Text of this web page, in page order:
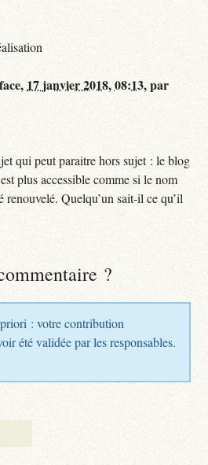
17 janvier 2018, 08:13,par
qui peut paraitre hors sujet : le blog
plus accessible comme si le nom
renouvelé. Quelqu’un sait-il ce qu’il
?
: votre contribution
été validée par les responsables.